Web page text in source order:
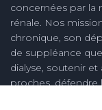
concernées par la
rénale. Nos
chronique, son
de suppléance
dialyse, soutenir
proches, défendre